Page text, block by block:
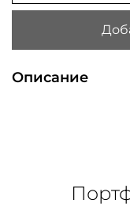
Описание